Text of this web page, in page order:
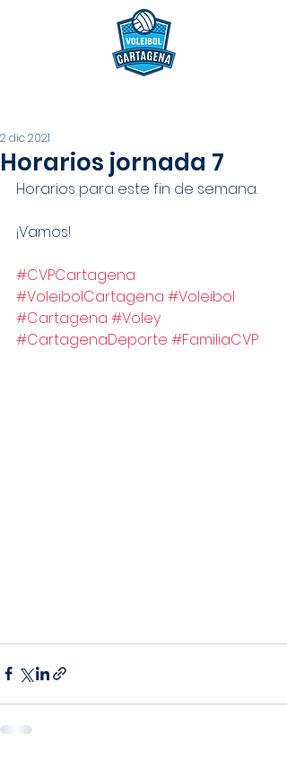
Horarios jornada 7
2 dic 2021
Horarios para este fin de semana.
¡Vamos!
#CVPCartagena
#VoleibolCartagena #Voleibol
#Cartagena #Voley
#CartagenaDeporte #FamiliaCVP